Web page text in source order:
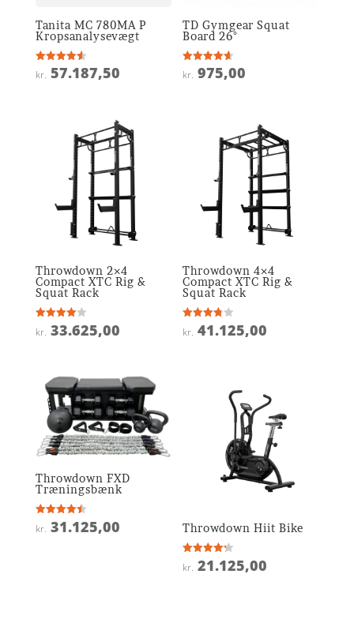
Tanita MC 780MA P
Kropsanalysevægt
Vurderet
4.6
kr. 57.187,50
TD Gymgear Squat
Board 26°
Vurderet
4.6
kr. 975,00
Throwdown 2×4
Compact XTC Rig &
Squat Rack
Vurderet
4
kr. 33.625,00
Throwdown 4×4
Compact XTC Rig &
Squat Rack
Vurderet
3.8
kr. 41.125,00
Throwdown FXD
Træningsbænk
Vurderet
4.5
kr. 31.125,00 Throwdown Hiit Bike
Vurderet
4.2
kr. 21.125,00